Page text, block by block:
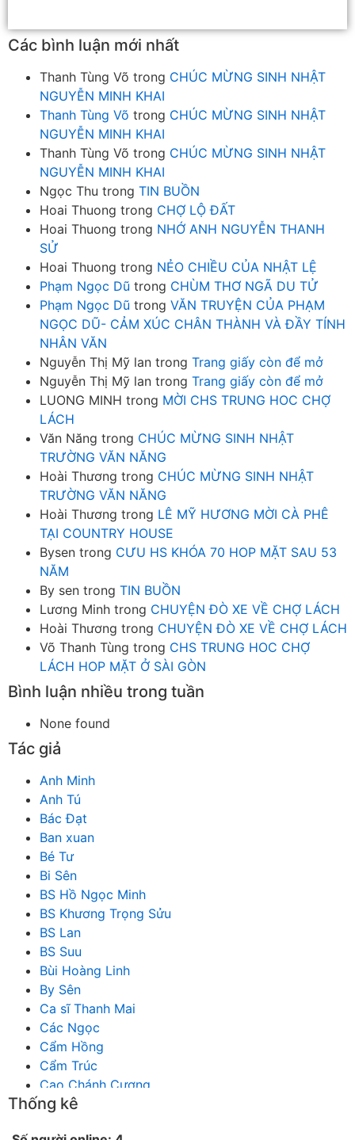
Các bình luận mới nhất
Thanh Tùng Võ trong CHÚC MỪNG SINH NHẬT
NGUYỄN MINH KHAI
Thanh Tùng Võ trong CHÚC MỪNG SINH NHẬT
NGUYỄN MINH KHAI
Thanh Tùng Võ trong CHÚC MỪNG SINH NHẬT
NGUYỄN MINH KHAI
Ngọc Thu trong TIN BUỒN
Hoai Thuong trong CHỢ LỘ ĐẤT
Hoai Thuong trong NHỚ ANH NGUYỄN THANH
SỬ
Hoai Thuong trong NẺO CHIỀU CỦA NHẬT LỆ
Phạm Ngọc Dũ trong CHÙM THƠ NGÃ DU TỬ
Phạm Ngọc Dũ trong VĂN TRUYỆN CỦA PHẠM
NGỌC DŨ- CẢM XÚC CHÂN THÀNH VÀ ĐẦY TÍNH
NHÂN VĂN
Nguyễn Thị Mỹ lan trong Trang giấy còn để mở
Nguyễn Thị Mỹ lan trong Trang giấy còn để mở
LUONG MINH trong MỜI CHS TRUNG HOC CHỢ
LÁCH
Văn Năng trong CHÚC MỪNG SINH NHẬT
TRƯỜNG VĂN NĂNG
Hoài Thương trong CHÚC MỪNG SINH NHẬT
TRƯỜNG VĂN NĂNG
Hoài Thương trong LÊ MỸ HƯƠNG MỜI CÀ PHÊ
TẠI COUNTRY HOUSE
Bysen trong CƯU HS KHÓA 70 HOP MẶT SAU 53
NĂM
By sen trong TIN BUỒN
Lương Minh trong CHUYỆN ĐÒ XE VỀ CHỢ LÁCH
Hoài Thương trong CHUYỆN ĐÒ XE VỀ CHỢ LÁCH
Võ Thanh Tùng trong CHS TRUNG HOC CHỢ
LÁCH HOP MẶT Ở SÀI GÒN
Bình luận nhiều trong tuần
None found
Tác giả
Anh Minh
Anh Tú
Bác Đạt
Ban xuan
Bé Tư
Bi Sên
BS Hồ Ngọc Minh
BS Khương Trọng Sửu
BS Lan
BS Suu
Bùi Hoàng Linh
By Sên
Ca sĩ Thanh Mai
Các Ngọc
Cẩm Hồng
Cẩm Trúc
Cao Chánh Cương
Cao Nhật Quyên
Thống kê